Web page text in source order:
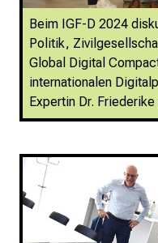
Beim IGF-D 2024
Politik,
Global Digital
internationalen
Expertin Dr.